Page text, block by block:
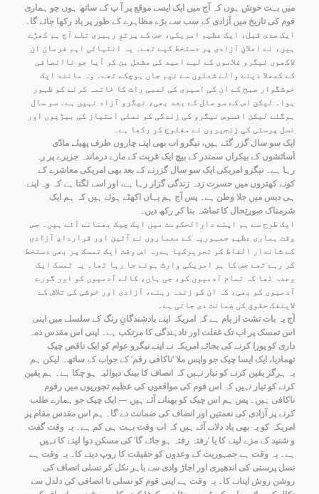
میں بہت خوش ہوں کہ آج میں ایک ایسے موقع پر آ پ کے ساتھ ہوں جو ہماری
قوم کی تاریخ میں آزادی کے سب سے بڑے مظاہرے کے طور پر یاد رکھا جائے گا۔
ایک صدی قبل، ایک عظیم امریکی، جس کے پرتوِ رہبری تلے آج ہم کھڑے
ہیں، نے اعلانِ آزادی پر دستخط کیے تھے۔ یہ انتہائی اہم فرمان ان
لاکھوں نیگرو غلاموں کے لیے امید کی مشعل بن کر آیا جو ناانصافی
کے کمھلا دینے والے شعلوں سے نیم جاں ہوچکے تھے۔ وہ مانند ایک
خوشگوار صبح کے ان کی اسیری کی لمبی رات کا خاتمہ کرنے کو ظہور
ہوا۔ لیکن اس کے سو سال کے بعد بھی، نیگرو آزاد نہیں ہے۔ سو سال
ہوگئے لیکن افسوس نیگرو کی زندگی کو نسلی امتیاز کی بیڑیوں اور
نسل پرستی کی زنجیروں نے مفلوج کر رکھا ہے۔
ایک سو سال گزر گئے ہیں، نیگرو اب بھی اپنے چاروں طرف پھیلے مادّی
آسائشوں کے بیکراں سمندر کے بیچ ایک غربت کے مارے درماندہ جزیرے پر رہ
رہا ہے۔ نیگرو امریکی ایک سو سال گزرنے کے بعد بھی امریکی معاشرے کے
کونے کھتروں میں حسرت زدہ زندگی گزار رہا ہے، اور اسے لگتا ہے کہ وہ اپنے
ہی دیس میں جلا وطن ہے۔ پس آج ہم یہاں اکھٹے ہوئے ہیں کہ ہم ایک
شرمناک صورتِحال کا تماشہ بنا کر رکھ دیں۔
ایک طرح سے ہم اپنے دارالحکومت میں ایک چیک بھنانے آئے ہیں۔ جس
وقت ہماری عظیم جمہوریہ کے معماروں نے آئین اور قراردادِ آزادی
کے شاندار الفاظ کو تحریرکیا ہےوہ اس وقت ایک تمسک پر بھی دستخط
کر رہے تھے جس کا ہر امریکی وارث ہونے جا رہا تھا۔ یہ تمسک ایک
وعدہ تھا کہ تمام آدمیوں کو، جی ہاں، کالے آدمیوں کو اور گورے
آدمیوں کو بھی، کہ ان کو زندہ رہنے، آزادی اور خوشی کی تلاش کے
لاینفک حقوق کی ضمانت دی جاتی ہے۔
آج یہ بات تشت از بام ہے کہ امریکہ اپنے بادشندگانِ رنگ کے سلسلے میں اپنی
اس تمسک پر اب تک غفلت اور نادہندگی کا مرتکب ہے۔ اپنی اس مقدس ذمہ
داری کو پورا کرنے کی بجائے امریکہ نے اپنے نیگرو عوام کو ایک ناقص چیک
تھمادیا، ایک ایسا چیک جو واپس ملا ’ناکافی رقم‘ کے جواب کے ساتھ۔ لیکن ہم
یہ ہرگز یقین کرنے کو تیار نہیں کہ انصاف کا بینک دیوالیہ ہو چکا ہے۔ ہم یقین
کرنے کو تیار نہیں کہ اس قوم کی مواقعوں کی عظیم تجوریوں میں رقوم
ناکافی ہیں۔ پس ہم اس چیک کو بھنانے آئے ہیں — ایک چیک جو ہمارے طلب
کرنے پر آزادی کی نعمتیں اور انصاف کی ضمانت دے گا۔ ہم اس مقدس مقام پر
امریکہ کو یہ بھی یاد دلانے آئے ہیں کہ اب وقت بہت ہی کم ہے۔ یہ وقت گفت
و شنید کے مزے لینے کا یا ’رفتہ رفتہ ہو جائے گا‘ کی مسکن دوا لینے کا نہیں
ہے۔ یہ وقت ہے جمہوریت کے وعدوں کو حقیقت کا روپ دینے کا۔ یہ وقت ہے
نسل پرستی کی اندھیری اور اجاڑ وادی سے باہر نکل کر نسلی انصاف کی
روشن روش اپنانے کا۔ یہ وقت ہے اپنی قوم کو نسلی نا انصافی کی دلدل سے